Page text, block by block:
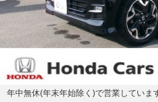
年中無休(年末年始除く)で営業していま